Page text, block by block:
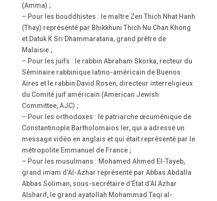
(Amma) ;
– Pour les bouddhistes : le maître Zen Thich Nhat Hanh
(Thay) représenté par Bhikkhuni Thich Nu Chan Khong
et Datuk K Sri Dhammaratana, grand prêtre de
Malaisie ;
– Pour les juifs : le rabbin Abraham Skorka, recteur du
Séminaire rabbinique latino-américain de Buenos
Aires et le rabbin David Rosen, directeur interreligieux
du Comité juif américain (American Jewish
Committee, AJC) ;
– Pour les orthodoxes : le patriarche œcuménique de
Constantinople Bartholomaios Ier, qui a adressé un
message vidéo en anglais et qui était représenté par le
métropolite Emmanuel de France ;
– Pour les musulmans : Mohamed Ahmed El-Tayeb,
grand imam d’Al-Azhar représenté par Abbas Abdalla
Abbas Soliman, sous-secrétaire d’État d’Al Azhar
Alsharif, le grand ayatollah Mohammad Taqi al-